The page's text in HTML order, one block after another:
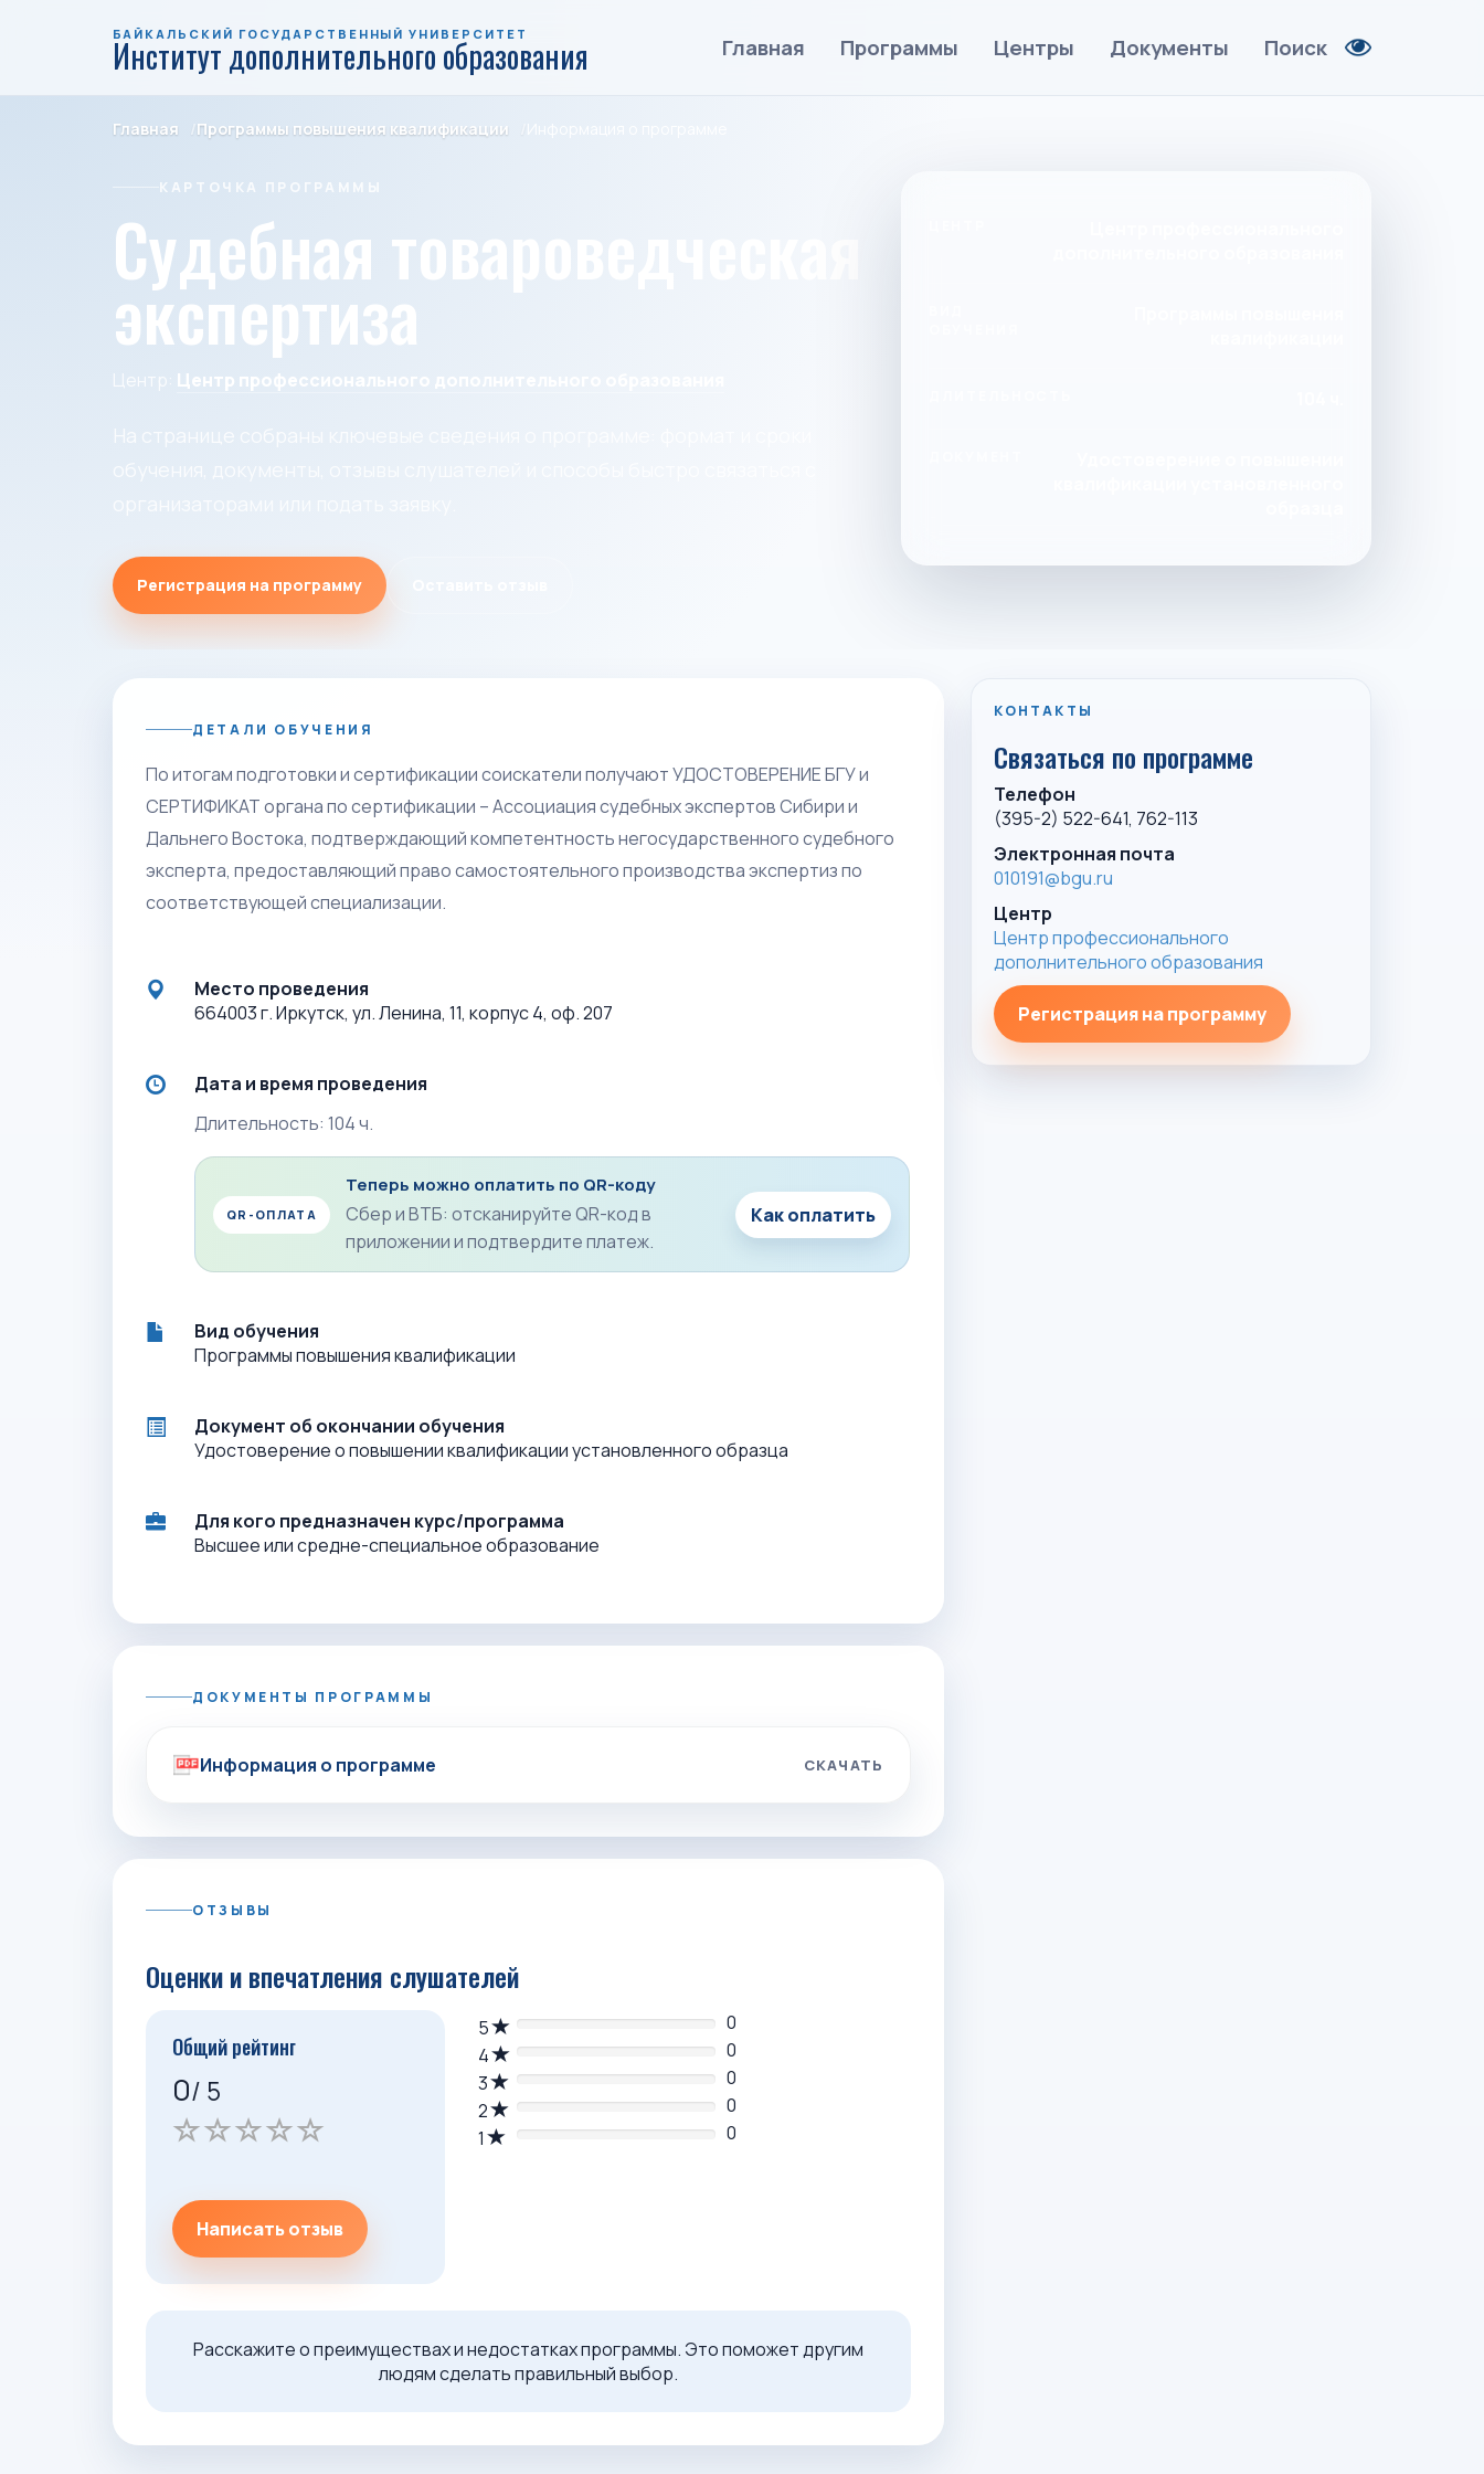
БАЙКАЛЬСКИЙ ГОСУДАРСТВЕННЫЙ УНИВЕРСИТЕТ
Институт дополнительного образования Главная Программы Центры Документы Поиск
Главная Программы повышения квалификации
КАРТОЧКА ПРОГРАММЫ
Судебная товароведческая
экспертиза
Центр: Центр профессионального дополнительного образования
На странице собраны ключевые сведения о программе: формат и сроки
Регистрация на программу
ДЕТАЛИ ОБУЧЕНИЯ
По итогам подготовки и сертификации соискатели получают УДОСТОВЕРЕНИЕ БГУ и
СЕРТИФИКАТ органа по сертификации – Ассоциация судебных экспертов Сибири и
Дальнего Востока, подтверждающий компетентность негосударственного судебного
эксперта, предоставляющий право самостоятельного производства экспертиз по
соответствующей специализации.
Место проведения
664003 г. Иркутск, ул. Ленина, 11, корпус 4, оф. 207
Дата и время проведения
Длительность: 104 ч.
QR-ОПЛАТА
Теперь можно оплатить по QR-коду
Сбер и ВТБ: отсканируйте QR-код в
приложении и подтвердите платеж.
Как оплатить
Вид обучения
Программы повышения квалификации
Документ об окончании обучения
Удостоверение о повышении квалификации установленного образца
Для кого предназначен курс/программа
Высшее или средне-специальное образование
ДОКУМЕНТЫ ПРОГРАММЫ
Информация о программе СКАЧАТЬ
ОТЗЫВЫ
Оценки и впечатления слушателей
Общий рейтинг
0/ 5
Написать отзыв
5
0
4
0
3
0
2
0
1
0
Расскажите о преимуществах и недостатках программы. Это поможет другим
людям сделать правильный выбор.
КОНТАКТЫ
Связаться по программе
Телефон
(395-2) 522-641, 762-113
Электронная почта
010191@bgu.ru
Центр
Центр профессионального
дополнительного образования
Регистрация на программу